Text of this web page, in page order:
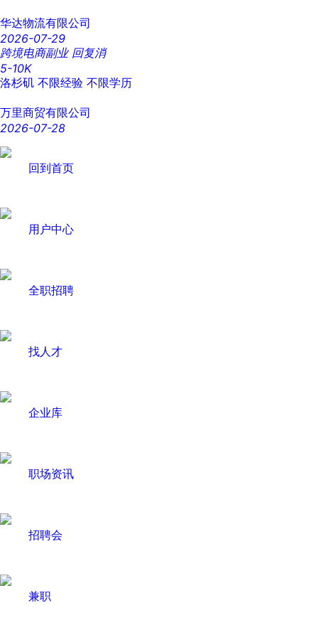
华达物流有限公司
2026-07-29
跨境电商副业 回复消
5-10K
洛杉矶 不限经验 不限学历
万里商贸有限公司
2026-07-28
回到首页
用户中心
全职招聘
找人才
企业库
职场资讯
招聘会
兼职